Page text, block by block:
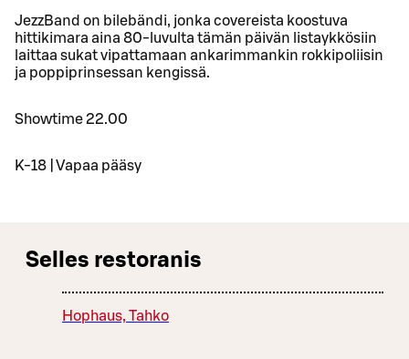
JezzBand on bilebändi, jonka covereista koostuva
hittikimara aina 80-luvulta tämän päivän listaykkösiin
laittaa sukat vipattamaan ankarimmankin rokkipoliisin
ja poppiprinsessan kengissä.
Showtime 22.00
K-18 | Vapaa pääsy
Selles restoranis
Hophaus, Tahko